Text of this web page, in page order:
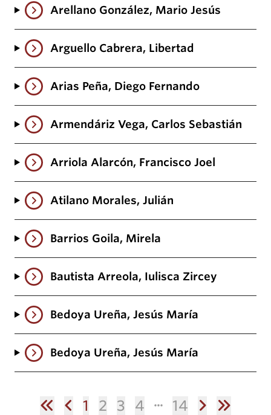
Arellano González, Mario Jesús
Arguello Cabrera, Libertad
Arias Peña, Diego Fernando
Armendáriz Vega, Carlos Sebastián
Arriola Alarcón, Francisco Joel
Atilano Morales, Julián
Barrios Goila, Mirela
Bautista Arreola, Iulisca Zircey
Bedoya Ureña, Jesús María
Bedoya Ureña, Jesús María
1 2 3 4 14